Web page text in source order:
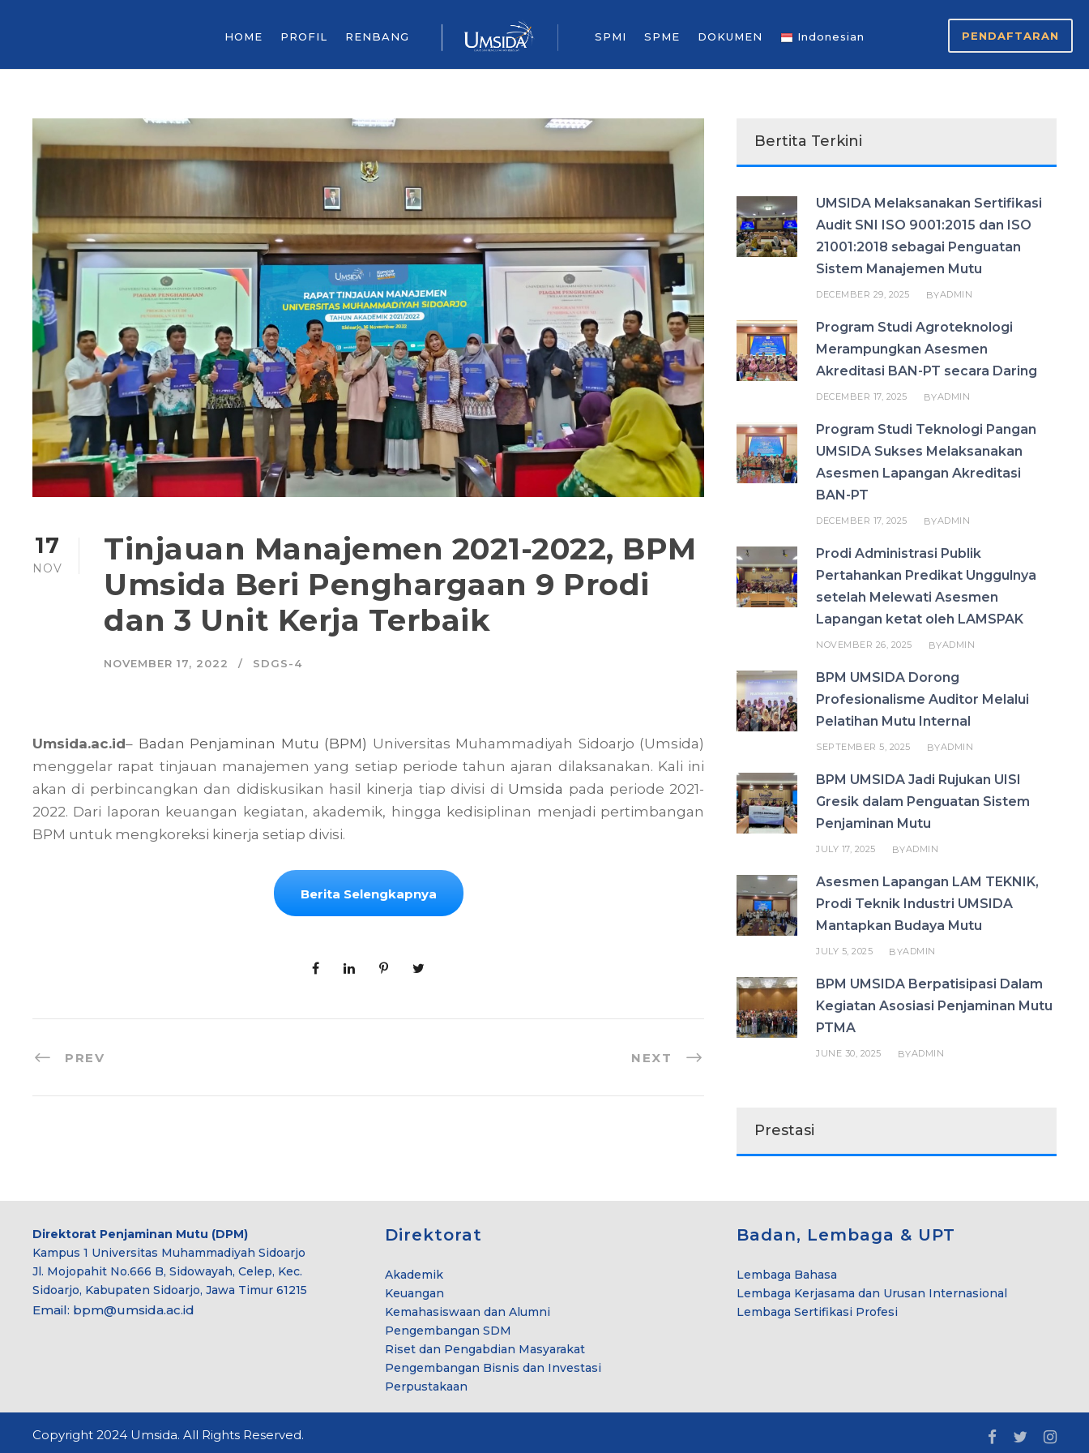
HOME PROFIL RENBANG SPMI SPME DOKUMEN Indonesian PENDAFTARAN
17
NOV
Tinjauan Manajemen 2021-2022, BPM
Umsida Beri Penghargaan 9 Prodi
dan 3 Unit Kerja Terbaik
NOVEMBER 17, 2022 SDGS-4
Umsida.ac.id– Badan Penjaminan Mutu (BPM) Universitas Muhammadiyah Sidoarjo (Umsida)
menggelar rapat tinjauan manajemen yang setiap periode tahun ajaran dilaksanakan. Kali ini
akan di perbincangkan dan didiskusikan hasil kinerja tiap divisi di Umsida pada periode 2021-
2022. Dari laporan keuangan kegiatan, akademik, hingga kedisiplinan menjadi pertimbangan
BPM untuk mengkoreksi kinerja setiap divisi.
Berita Selengkapnya
PREV NEXT
Bertita Terkini
UMSIDA Melaksanakan Sertifikasi
Audit SNI ISO 9001:2015 dan ISO
21001:2018 sebagai Penguatan
Sistem Manajemen Mutu
DECEMBER 29, 2025 BYADMIN
Program Studi Agroteknologi
Merampungkan Asesmen
Akreditasi BAN-PT secara Daring
DECEMBER 17, 2025 BYADMIN
Program Studi Teknologi Pangan
UMSIDA Sukses Melaksanakan
Asesmen Lapangan Akreditasi
BAN-PT
DECEMBER 17, 2025 BYADMIN
Prodi Administrasi Publik
Pertahankan Predikat Unggulnya
setelah Melewati Asesmen
Lapangan ketat oleh LAMSPAK
NOVEMBER 26, 2025 BYADMIN
BPM UMSIDA Dorong
Profesionalisme Auditor Melalui
Pelatihan Mutu Internal
SEPTEMBER 5, 2025 BYADMIN
BPM UMSIDA Jadi Rujukan UISI
Gresik dalam Penguatan Sistem
Penjaminan Mutu
JULY 17, 2025 BYADMIN
Asesmen Lapangan LAM TEKNIK,
Prodi Teknik Industri UMSIDA
Mantapkan Budaya Mutu
JULY 5, 2025 BYADMIN
BPM UMSIDA Berpatisipasi Dalam
Kegiatan Asosiasi Penjaminan Mutu
PTMA
JUNE 30, 2025 BYADMIN
Prestasi
Direktorat Penjaminan Mutu (DPM)
Kampus 1 Universitas Muhammadiyah Sidoarjo
Jl. Mojopahit No.666 B, Sidowayah, Celep, Kec.
Sidoarjo, Kabupaten Sidoarjo, Jawa Timur 61215
Email: bpm@umsida.ac.id
Direktorat
Akademik
Keuangan
Kemahasiswaan dan Alumni
Pengembangan SDM
Riset dan Pengabdian Masyarakat
Pengembangan Bisnis dan Investasi
Perpustakaan
Badan, Lembaga & UPT
Lembaga Bahasa
Lembaga Kerjasama dan Urusan Internasional
Lembaga Sertifikasi Profesi
Copyright 2024 Umsida. All Rights Reserved.